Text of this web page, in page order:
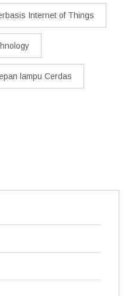
Internet of Things
lampu Cerdas